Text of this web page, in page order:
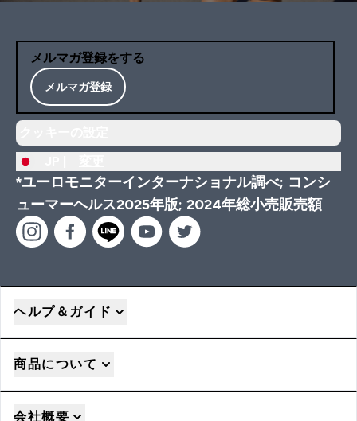
メルマガ登録をする
メルマガ登録
*ユーロモニターインターナショナル調べ; コンシ
ューマーヘルス2025年版; 2024年総小売販売額
ヘルプ＆ガイド
商品について
会社概要